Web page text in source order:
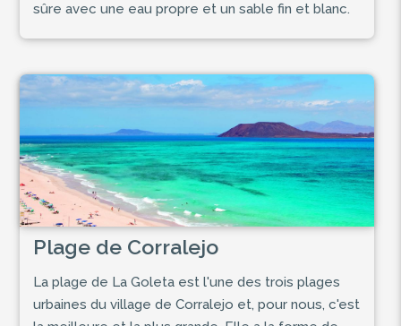
sûre avec une eau propre et un sable fin et blanc.
Plage de Corralejo
La plage de La Goleta est l'une des trois plages
urbaines du village de Corralejo et, pour nous, c'est